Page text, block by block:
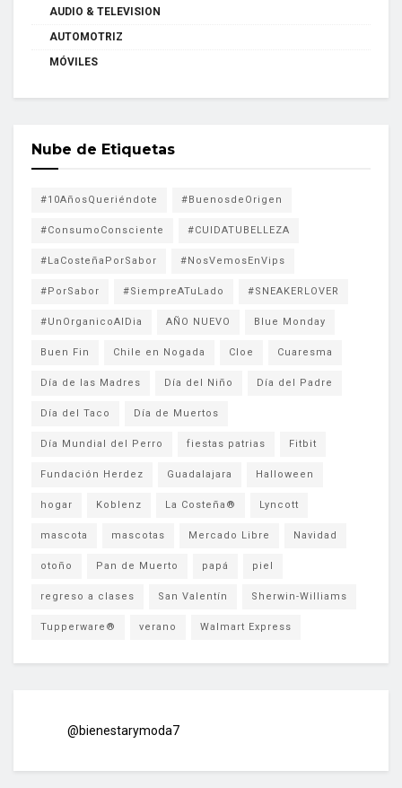
AUDIO & TELEVISION
AUTOMOTRIZ
MÓVILES
Nube de Etiquetas
#10AñosQueriéndote #BuenosdeOrigen
#ConsumoConsciente #CUIDATUBELLEZA
#LaCosteñaPorSabor #NosVemosEnVips
#PorSabor #SiempreATuLado #SNEAKERLOVER
#UnOrganicoAlDia AÑO NUEVO Blue Monday
Buen Fin Chile en Nogada Cloe Cuaresma
Día de las Madres Día del Niño Día del Padre
Día del Taco Día de Muertos
Día Mundial del Perro fiestas patrias Fitbit
Fundación Herdez Guadalajara Halloween
hogar Koblenz La Costeña® Lyncott
mascota mascotas Mercado Libre Navidad
otoño Pan de Muerto papá piel
regreso a clases San Valentín Sherwin-Williams
Tupperware® verano Walmart Express
@bienestarymoda7